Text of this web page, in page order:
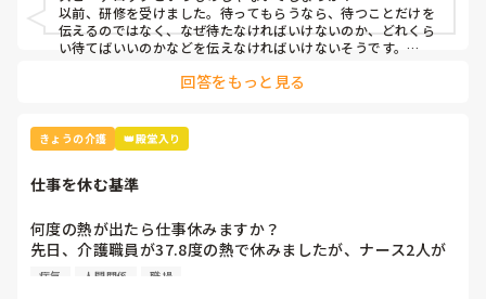
以前、研修を受けました。待ってもらうなら、待つことだけを
伝えるのではなく、なぜ待たなければいけないのか、どれくら
い待てばいいのかなどを伝えなければいけないそうです。
回答をもっと見る
きょうの介護 👑殿堂入り
仕事を休む基準
何度の熱が出たら仕事休みますか？
先日、介護職員が37.8度の熱で休みましたが、ナース2人が
「37.8度くらいで休む？私なら休まない。甘えよね」等、会
病気 人間関係 職場